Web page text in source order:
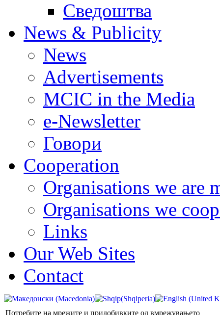
Сведоштва
News & Publicity
News
Advertisements
MCIC in the Media
e-Newsletter
Говори
Cooperation
Organisations we are
Organisations we
Links
Our Web Sites
Contact
Потребите на мрежите и придобивките од вмрежувањето